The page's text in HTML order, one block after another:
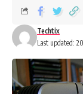
Last updated:
Techtix